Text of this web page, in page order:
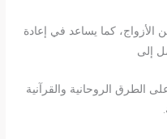
الأزواج، كما يساعد في إعادة
إلى
الطرق الروحانية والقرآنية